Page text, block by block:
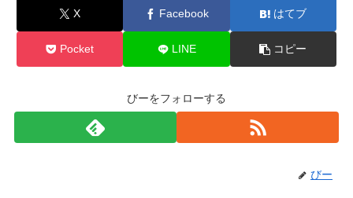
X Facebook はてブ
Pocket LINE コピー
びーをフォローする
びー